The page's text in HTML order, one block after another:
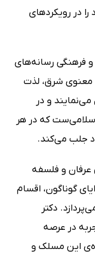
در رویکردهای
و فرهنگی رسانه‌های
معنوی شرق، لذت
و در
که در هر
جلب می‌کند.
عرفان و فلسفه
گوناگون، اقسام
دکتر
در عرصه
این مسلک و